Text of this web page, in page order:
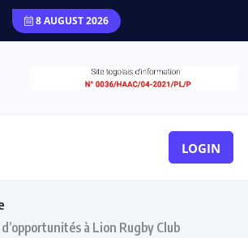
8 AUGUST 2026
LOGIN
à Lion Rugby Club